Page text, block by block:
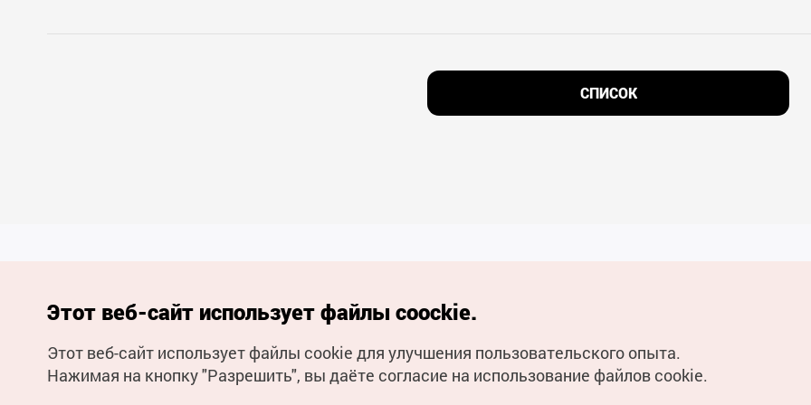
СПИСОК
Горячая линия для
Электронные книги
(с) Национальная организация туризма Кореи Все права
защищены
Для извещения об ошибках и проблемах, связанных с работой
Этот веб-сайт использует файлы coockie.
Этот веб-сайт использует файлы cookie для улучшения пользовательского опыта.
Нажимая на кнопку "Разрешить", вы даёте согласие на использование файлов cookie.